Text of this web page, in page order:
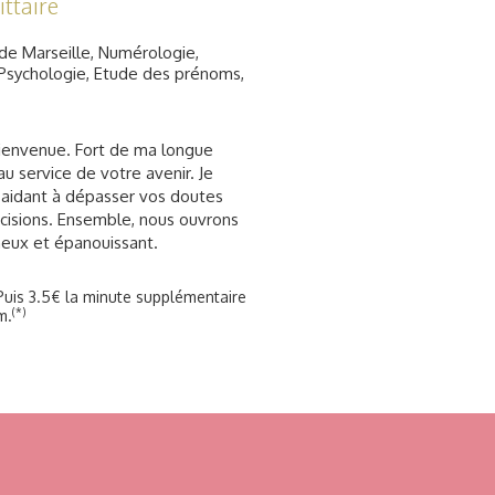
Marseille, Numérologie,
Etude des prénoms,
Fort de ma longue
service de votre avenir. Je
à dépasser vos doutes
Ensemble, nous ouvrons
et épanouissant.
3.5€ la minute supplémentaire
(*)